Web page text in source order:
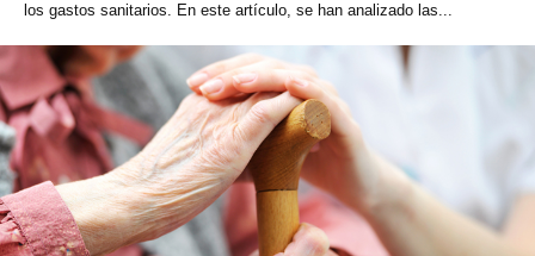
los gastos sanitarios. En este artículo, se han analizado las...